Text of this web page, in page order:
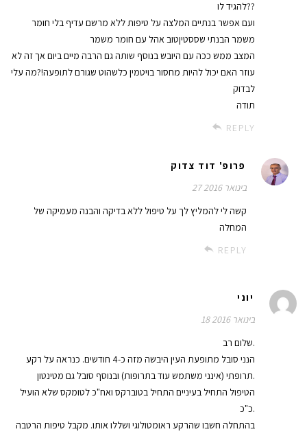
להגיד לו??
ועם אפשר בנתיים המלצה על טיפות ללא מרשם עדיף בלי חומר
משמר הבנתי שססטיןטוב אהל עם חומר משמר
המצב ממש ככה עם היובש בנוסף שותה גם הרבה מיים ביום אך זה לא
עוזר האם יכול להיות מחסור בויטמין כלשהוט שגורם לתופעה!?מה עלי
לבדוק
תודה
REPLY
פרופ' דוד צדוק
27 בינואר 2016
קשה לי להמליץ לך על טיפול ללא בדיקה והבנה מעמיקה של
המחלה
REPLY
יוני
18 בינואר 2016
שלום רב.
הנני סובל מתופעת העין היבשה מזה כ-4 חודשים. כנראה על רקע
תרופתי (אינני משתמש עוד בתרופות) ובנוסף סובל גם מטינטון.
הטיפול התחיל בעיניים התחיל בטוברקס ואח"כ לטומקס שלא הועיל
כ"כ.
בהתחלה חשבו שהרקע ראומטולוגי ושללו אותו. מקבל טיפות הרטבה